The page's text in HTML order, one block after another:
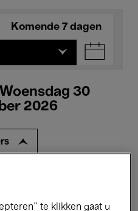
Komende 7 dagen
30
2026
te klikken gaat u